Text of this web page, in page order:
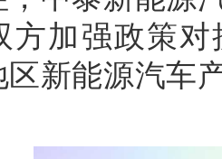
方加强政策
区新能源汽车